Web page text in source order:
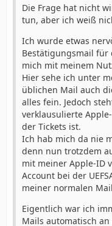
Die Frage hat nicht
tun, aber ich weiß
Ich wurde etwas
Bestätigungsmail für
mich mit meinem
Hier sehe ich unter
üblichen Mail auch
alles fein. Jedoch
verklausulierte
der Tickets ist.
Ich hab mich da nie
denn nun trotzdem
mit meiner Apple-ID
Account bei der
meiner normalen
Eigentlich war ich
Mails automatisch